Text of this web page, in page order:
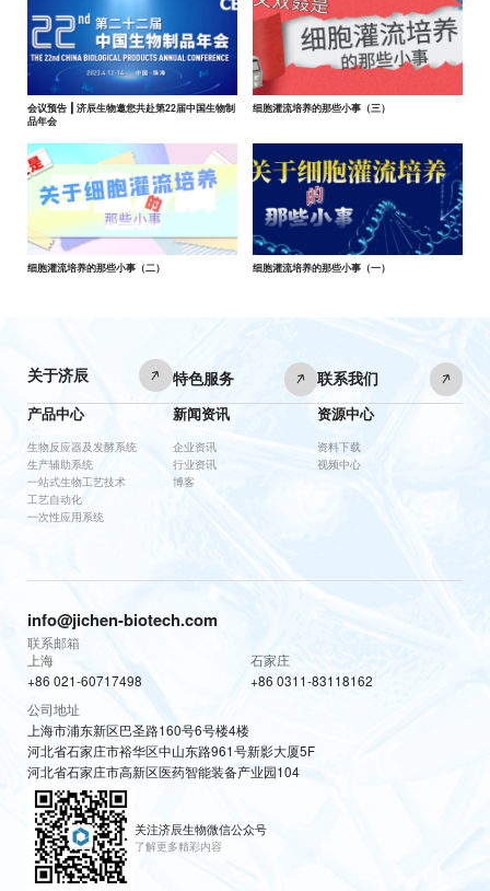
会议预告 ┃ 济辰生物邀您共赴第22届中国生物制
品年会
细胞灌流培养的那些小事（三）
细胞灌流培养的那些小事（二） 细胞灌流培养的那些小事（一）
关于济辰 特色服务
联系我们
产品中心
生物反应器及发酵系统
生产辅助系统
一站式生物工艺技术
工艺自动化
一次性应用系统
新闻资讯
企业资讯
行业资讯
博客
资源中心
资料下载
视频中心
info@jichen-biotech.com
联系邮箱
上海
+86 021-60717498
石家庄
+86 0311-83118162
公司地址
上海市浦东新区巴圣路160号6号楼4楼
河北省石家庄市裕华区中山东路961号新影大厦5F
河北省石家庄市高新区医药智能装备产业园104
关注济辰生物微信公众号
了解更多精彩内容